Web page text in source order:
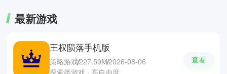
最新游戏
王权陨落手机版
策略游戏227.59M2026-08-06
查看